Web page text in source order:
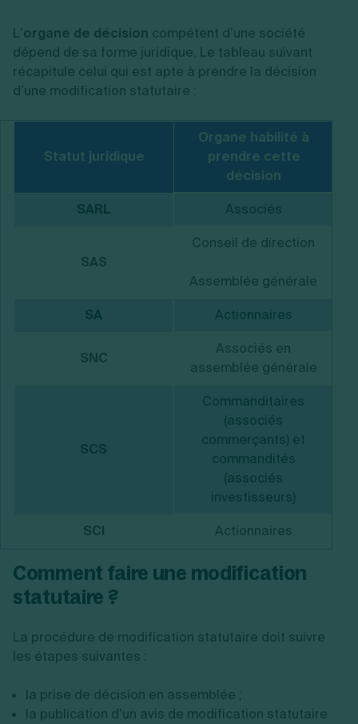
L’organe de décision compétent d’une société
dépend de sa forme juridique. Le tableau suivant
récapitule celui qui est apte à prendre la décision
d’une modification statutaire :
Statut juridique
Organe habilité à
prendre cette
décision
SARL
Associés
SAS
Conseil de direction
Assemblée générale
SA
Actionnaires
SNC
Associés en
assemblée générale
SCS
Commanditaires
(associés
commerçants) et
commandités
(associés
investisseurs)
SCI
Actionnaires
Comment faire une modification
statutaire ?
La procédure de modification statutaire doit suivre
les étapes suivantes :
la prise de décision en assemblée ;
la publication d’un avis de modification statutaire